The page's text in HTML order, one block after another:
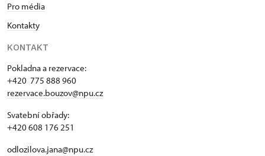
Pro média
Kontakty
KONTAKT
Pokladna a rezervace:
+420 775 888 960
rezervace.bouzov@npu.cz
Svatební obřady:
+420 608 176 251
odlozilova.jana@npu.cz